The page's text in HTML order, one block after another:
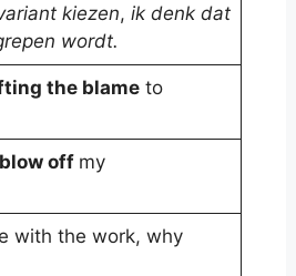
kiezen, ik denk dat
wordt.
the blameto
blow off my
with the work, why